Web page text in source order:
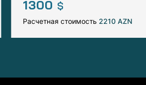
1300 $
Расчетная стоимость 2210 AZN